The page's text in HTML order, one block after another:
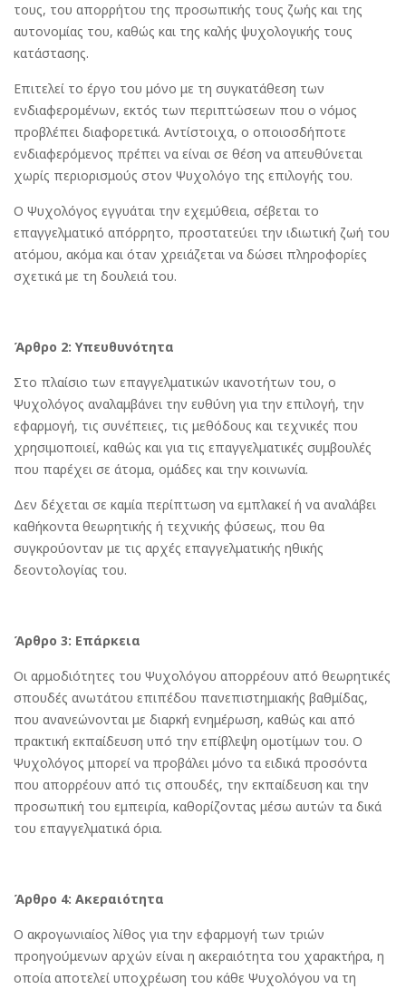
τους, του απορρήτου της προσωπικής τους ζωής και της
αυτονομίας του, καθώς και της καλής ψυχολογικής τους
κατάστασης.
Επιτελεί το έργο του μόνο με τη συγκατάθεση των
ενδιαφερομένων, εκτός των περιπτώσεων που ο νόμος
προβλέπει διαφορετικά. Αντίστοιχα, ο οποιοσδήποτε
ενδιαφερόμενος πρέπει να είναι σε θέση να απευθύνεται
χωρίς περιορισμούς στον Ψυχολόγο της επιλογής του.
Ο Ψυχολόγος εγγυάται την εχεμύθεια, σέβεται το
επαγγελματικό απόρρητο, προστατεύει την ιδιωτική ζωή του
ατόμου, ακόμα και όταν χρειάζεται να δώσει πληροφορίες
σχετικά με τη δουλειά του.
Άρθρο 2: Υπευθυνότητα
Στο πλαίσιο των επαγγελματικών ικανοτήτων του, ο
Ψυχολόγος αναλαμβάνει την ευθύνη για την επιλογή, την
εφαρμογή, τις συνέπειες, τις μεθόδους και τεχνικές που
χρησιμοποιεί, καθώς και για τις επαγγελματικές συμβουλές
που παρέχει σε άτομα, ομάδες και την κοινωνία.
Δεν δέχεται σε καμία περίπτωση να εμπλακεί ή να αναλάβει
καθήκοντα θεωρητικής ή τεχνικής φύσεως, που θα
συγκρούονταν με τις αρχές επαγγελματικής ηθικής
δεοντολογίας του.
Άρθρο 3: Επάρκεια
Οι αρμοδιότητες του Ψυχολόγου απορρέουν από θεωρητικές
σπουδές ανωτάτου επιπέδου πανεπιστημιακής βαθμίδας,
που ανανεώνονται με διαρκή ενημέρωση, καθώς και από
πρακτική εκπαίδευση υπό την επίβλεψη ομοτίμων του. Ο
Ψυχολόγος μπορεί να προβάλει μόνο τα ειδικά προσόντα
που απορρέουν από τις σπουδές, την εκπαίδευση και την
προσωπική του εμπειρία, καθορίζοντας μέσω αυτών τα δικά
του επαγγελματικά όρια.
Άρθρο 4: Ακεραιότητα
Ο ακρογωνιαίος λίθος για την εφαρμογή των τριών
προηγούμενων αρχών είναι η ακεραιότητα του χαρακτήρα, η
οποία αποτελεί υποχρέωση του κάθε Ψυχολόγου να τη